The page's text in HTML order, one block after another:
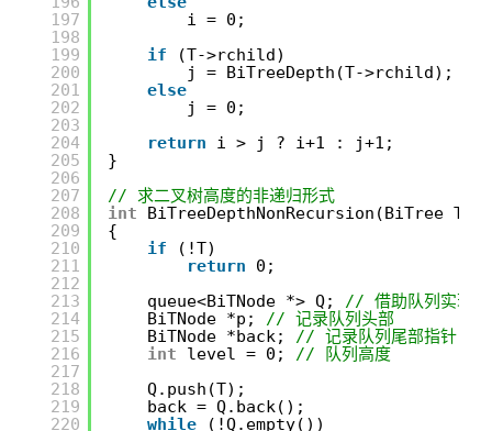
197
198
199
200
201
202
203
204
205
206
207
208
209
210
211
212
213
214
215
216
217
218
219
220
i = 0;
if
(T->rchild)
j = BiTreeDepth(T->rchild);
else
j = 0;
return
i > j ? i+1 : j+1;
}
// 求二叉树高度的非递归形式
int
BiTreeDepthNonRecursion(BiTree T)
{
if
(!T)
return
0;
queue<BiTNode *> Q; // 借助队列实现层
BiTNode *p; // 记录队列头部
BiTNode *back; // 记录队列尾部指针
int
level = 0; // 队列高度
Q.push(T);
back = Q.back();
while
(!Q.empty())